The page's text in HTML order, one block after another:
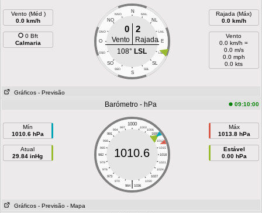
Vento (Méd )
0.0 km/h
0 Bft
Calmaria
N
NNO NNL
NO NL
ONO LNL
O E
OSO LSL
SO SL
SSO SSL
S
0 2
Vento
Rajada
108° LSL
Rajada (Máx)
0.0 km/h
Vento
0.0 km/h =
0.0 m/s
0.0 mph
0.0 kts
Gráficos - Previsão
Barómetro - hPa 09:10:00
Mín
1010.6 hPa
Atual
29.84 inHg
1000
997 1003
994
1006
991
1009
988
1012
985
1015
982
1018
979
1021
976
1024
973
1027
970
1030
|
964 1036
1010.6
Máx
1013.8 hPa
Estável
0.00 hPa
Gráficos - Previsão - Mapa